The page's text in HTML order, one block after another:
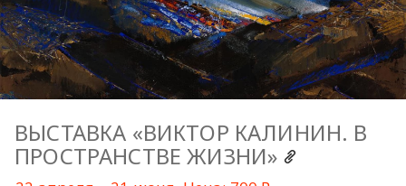
ВЫСТАВКА «ВИКТОР КАЛИНИН. В
ПРОСТРАНСТВЕ ЖИЗНИ»